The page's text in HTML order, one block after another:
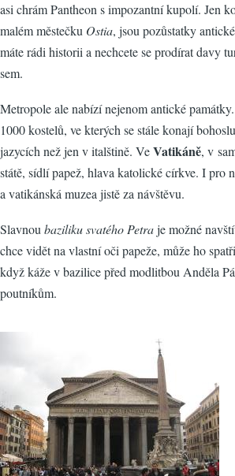
asi chrám Pantheon s impozantní kupolí. Jen
malém městečku Ostia, jsou pozůstatky
máte rádi historii a nechcete se prodírat davy
sem.
Metropole ale nabízí nejenom antické
1000 kostelů, ve kterých se stále konají
jazycích než jen v italštině. VeVatikáně, v
státě, sídlí papež, hlava katolické církve. I pro
a vatikánská muzea jistě za návštěvu.
Slavnou baziliku svatého Petraje možné
chce vidět na vlastní oči papeže, může ho
když káže v bazilice před modlitbou Anděla
poutníkům.